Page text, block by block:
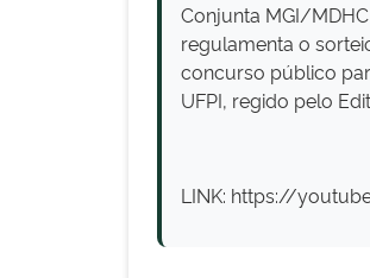
Conjunta MGI/
regulamenta o
concurso público
UFPI, regido pelo
LINK: https://